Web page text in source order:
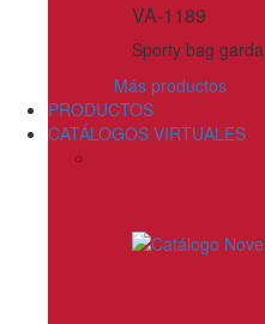
VA-1189
Sporty bag garda
Más productos
PRODUCTOS
CATÁLOGOS VIRTUALES